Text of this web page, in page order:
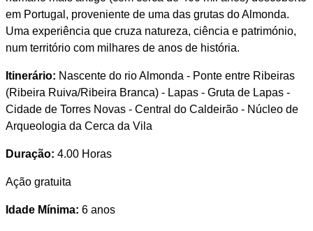
em Portugal, proveniente de uma das grutas do Almonda.
Uma experiência que cruza natureza, ciência e património,
num território com milhares de anos de história.
Itinerário: Nascente do rio Almonda - Ponte entre Ribeiras
(Ribeira Ruiva/Ribeira Branca) - Lapas - Gruta de Lapas -
Cidade de Torres Novas - Central do Caldeirão - Núcleo de
Arqueologia da Cerca da Vila
Duração: 4.00 Horas
Ação gratuita
Idade Mínima: 6 anos